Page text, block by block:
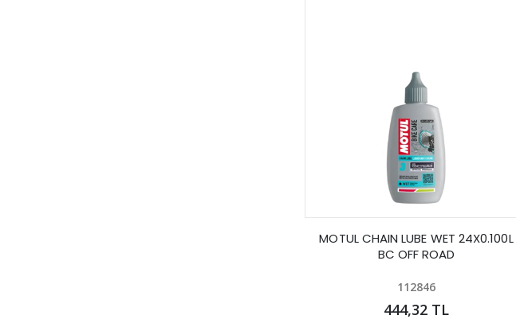
MOTUL CHAIN LUBE WET 24X0.100L
BC OFF ROAD
112846
444,32 TL